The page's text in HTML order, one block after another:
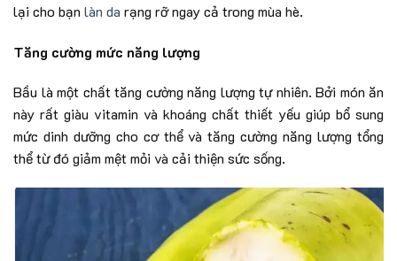
lại cho bạn làn da rạng rỡ ngay cả trong mùa hè.
Tăng cường mức năng lượng
Bầu là một chất tăng cường năng lượng tự nhiên. Bởi món ăn
này rất giàu vitamin và khoáng chất thiết yếu giúp bổ sung
mức dinh dưỡng cho cơ thể và tăng cường năng lượng tổng
thể từ đó giảm mệt mỏi và cải thiện sức sống.